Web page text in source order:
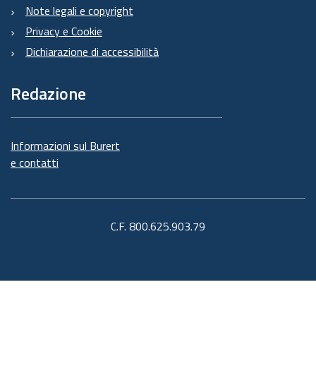
Note legali e copyright
Privacy e Cookie
Dichiarazione di accessibilità
Redazione
Informazioni sul Burert
e contatti
C.F. 800.625.903.79